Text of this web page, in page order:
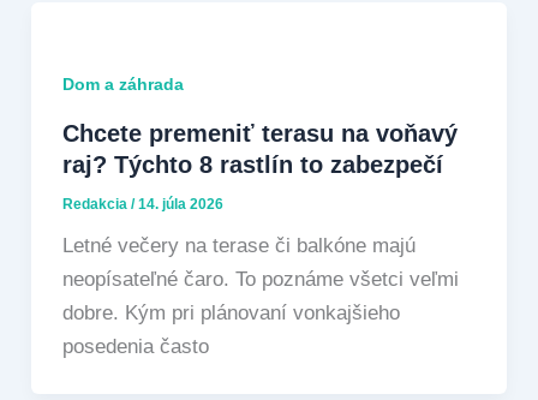
Dom a záhrada
Chcete premeniť terasu na voňavý
raj? Týchto 8 rastlín to zabezpečí
Redakcia /14. júla 2026
Letné večery na terase či balkóne majú
neopísateľné čaro. To poznáme všetci veľmi
dobre. Kým pri plánovaní vonkajšieho
posedenia často